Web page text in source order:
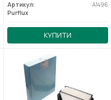
Артикул:
A1496
Purflux
КУПИТИ